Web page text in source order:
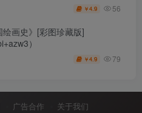
￥4.9 56
绘画史》[彩图珍藏版]
）
￥4.9 79
广告合作 关于我们